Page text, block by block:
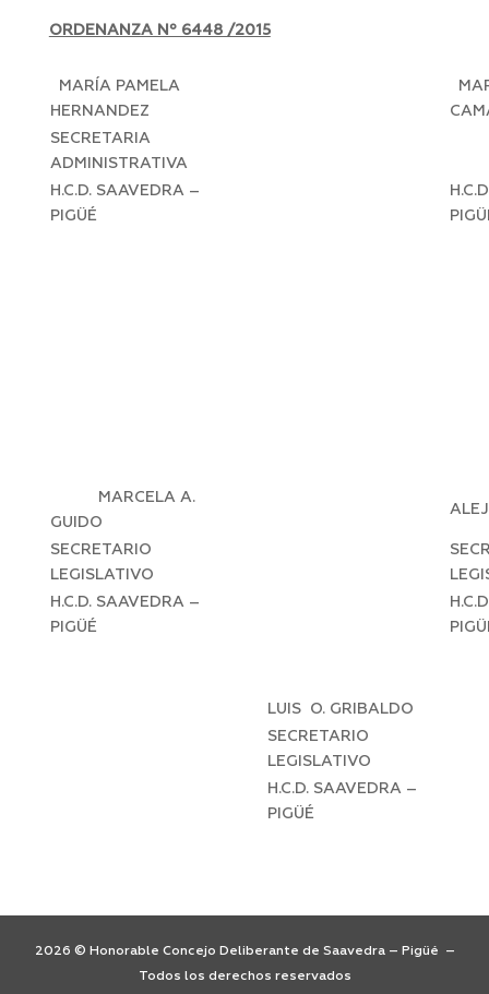
ORDENANZA Nº 6448 /2015
MARÍA PAMELA
HERNANDEZ
SECRETARIA
ADMINISTRATIVA
H.C.D. SAAVEDRA –
PIGÜÉ
MARCELA A.
GUIDO
SECRETARIO
LEGISLATIVO
H.C.D. SAAVEDRA –
PIGÜÉ
LUIS O. GRIBALDO
SECRETARIO
LEGISLATIVO
H.C.D. SAAVEDRA –
PIGÜÉ
2026 © Honorable Concejo Deliberante de Saavedra – Pigüé –
Todos los derechos reservados